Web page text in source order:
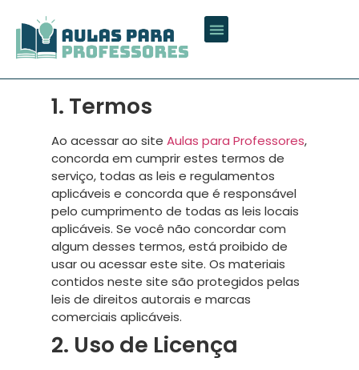
1. Termos
Ao acessar ao site Aulas para Professores,
concorda em cumprir estes termos de
serviço, todas as leis e regulamentos
aplicáveis ​​e concorda que é responsável
pelo cumprimento de todas as leis locais
aplicáveis. Se você não concordar com
algum desses termos, está proibido de
usar ou acessar este site. Os materiais
contidos neste site são protegidos pelas
leis de direitos autorais e marcas
comerciais aplicáveis.
2. Uso de Licença